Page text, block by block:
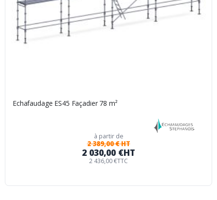
Echafaudage ES45 Façadier 78 m²
à partir de
2 389,00 € HT
2 030,00 €HT
2 436,00 €TTC